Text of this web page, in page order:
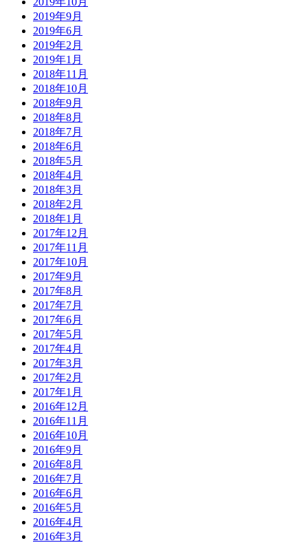
2019年9月
2019年6月
2019年2月
2019年1月
2018年11月
2018年10月
2018年9月
2018年8月
2018年7月
2018年6月
2018年5月
2018年4月
2018年3月
2018年2月
2018年1月
2017年12月
2017年11月
2017年10月
2017年9月
2017年8月
2017年7月
2017年6月
2017年5月
2017年4月
2017年3月
2017年2月
2017年1月
2016年12月
2016年11月
2016年10月
2016年9月
2016年8月
2016年7月
2016年6月
2016年5月
2016年4月
2016年3月